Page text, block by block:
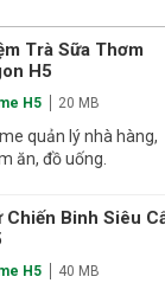
Trà Sữa Thơm
H5
H5 20 MB
quản lý nhà hàng,
ăn, đồ uống.
Chiến Binh Siêu
H5 40 MB